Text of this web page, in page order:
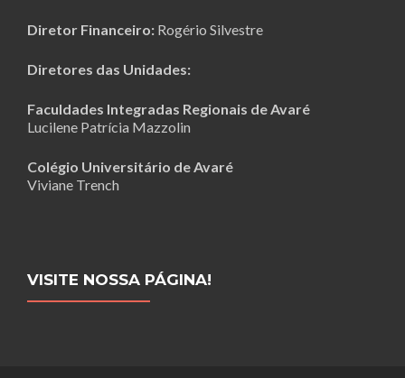
Diretor Financeiro: Rogério Silvestre
Diretores das Unidades:
Faculdades Integradas Regionais de Avaré
Lucilene Patrícia Mazzolin
Colégio Universitário de Avaré
Viviane Trench
VISITE NOSSA PÁGINA!